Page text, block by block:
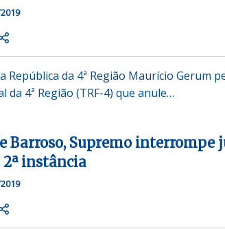
República da 4ª Região Maurício Gerum
da 4ª Região (TRF-4) que anule…
Barroso, Supremo interrompe
2ª instância